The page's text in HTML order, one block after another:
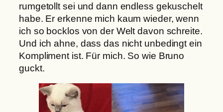
rumgetollt sei und dann endless gekuschelt
habe. Er erkenne mich kaum wieder, wenn
ich so bocklos von der Welt davon schreite.
Und ich ahne, dass das nicht unbedingt ein
Kompliment ist. Für mich. So wie Bruno
guckt.